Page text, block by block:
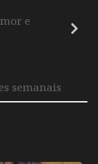
e
semanais